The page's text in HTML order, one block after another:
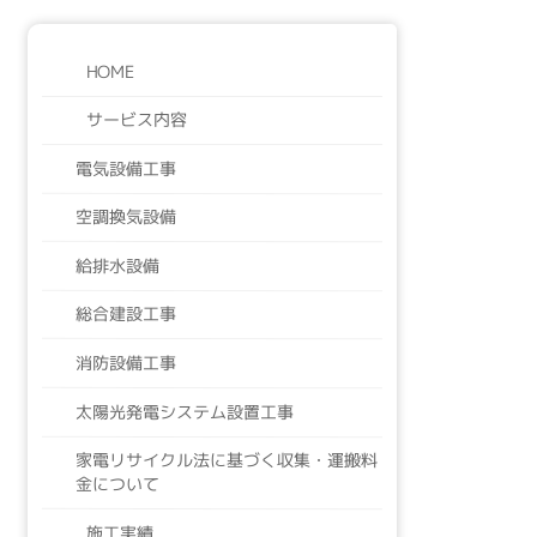
HOME
サービス内容
電気設備工事
空調換気設備
給排水設備
総合建設工事
消防設備工事
太陽光発電システム設置工事
家電リサイクル法に基づく収集・運搬料
金について